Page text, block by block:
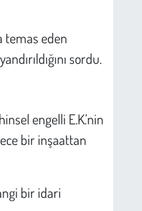
temas eden
sordu.
engelli E.K.’nin
bir inşaattan
bir idari